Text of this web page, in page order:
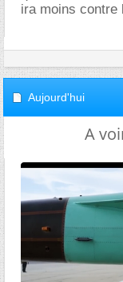
ira moins contre
Aujourd'hui
A